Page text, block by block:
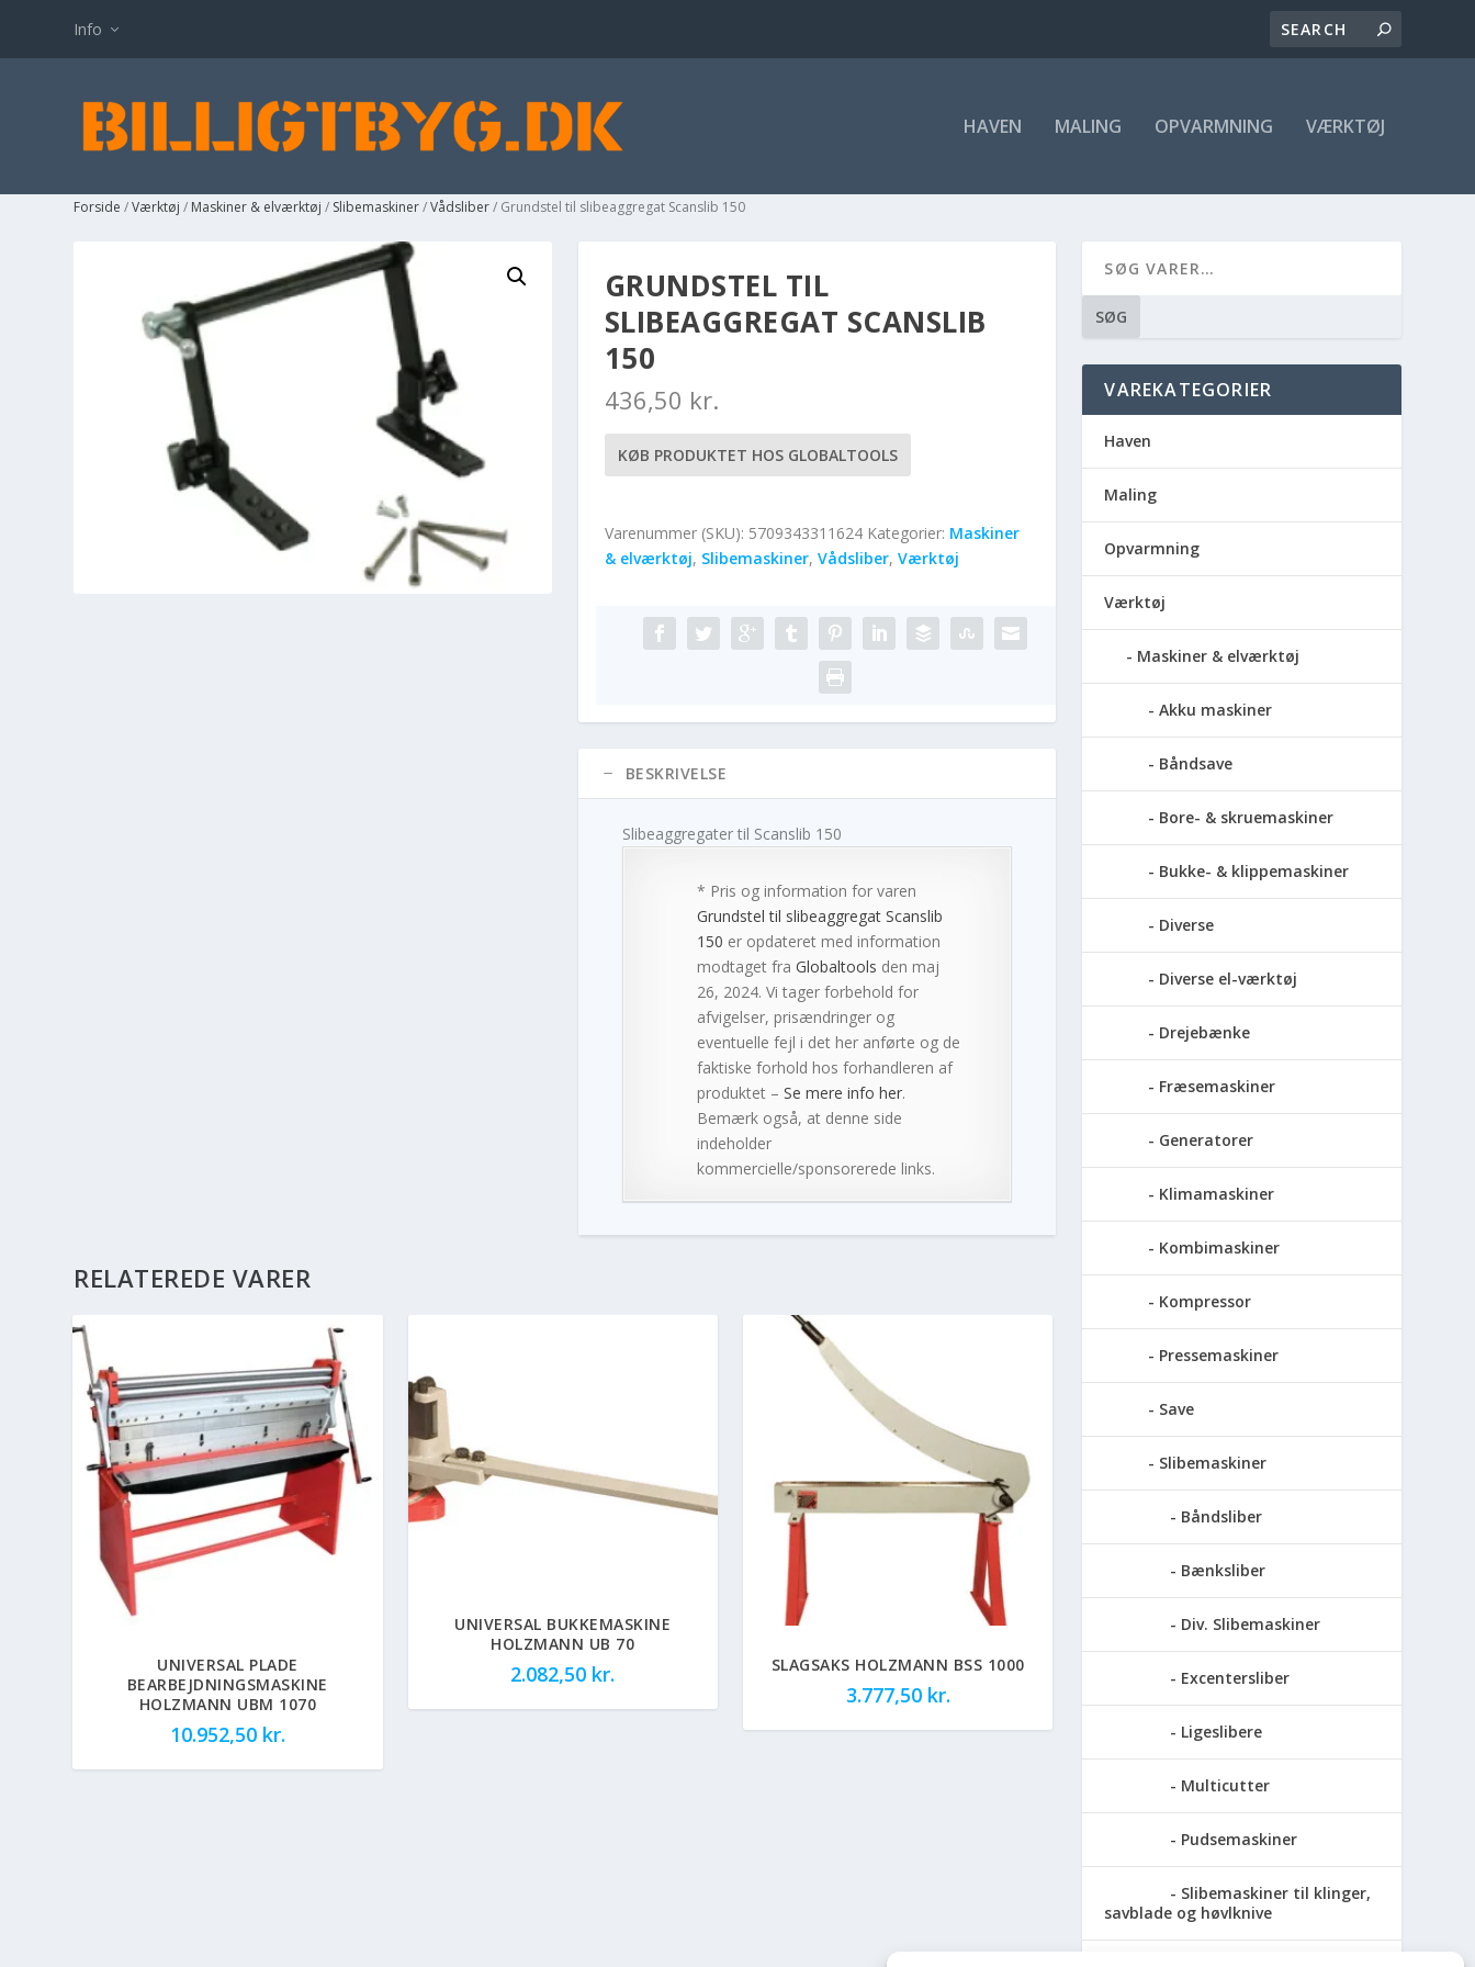
Info
HAVEN MALING OPVARMNING VÆRKTØJ
Forside /Værktøj / Maskiner & elværktøj / Slibemaskiner/Vådsliber/ Grundstel til slibeaggregat Scanslib 150
GRUNDSTEL TIL
SLIBEAGGREGAT SCANSLIB
150
436,50 kr.
KØB PRODUKTET HOS GLOBALTOOLS
Varenummer (SKU): 5709343311624 Kategorier: Maskiner
& elværktøj, Slibemaskiner, Vådsliber, Værktøj
BESKRIVELSE
Slibeaggregater til Scanslib 150
* Pris og information for varen
Grundstel til slibeaggregat Scanslib
150 er opdateret med information
modtaget fra Globaltools den maj
26, 2024. Vi tager forbehold for
afvigelser, prisændringer og
eventuelle fejl i det her anførte og de
faktiske forhold hos forhandleren af
produktet – Se mere info her.
Bemærk også, at denne side
indeholder
kommercielle/sponsorerede links.
RELATEREDE VARER
UNIVERSAL PLADE
BEARBEJDNINGSMASKINE
HOLZMANN UBM 1070
10.952,50 kr.
UNIVERSAL BUKKEMASKINE
HOLZMANN UB 70
2.082,50 kr. SLAGSAKS HOLZMANN BSS 1000
3.777,50 kr.
SØG
VAREKATEGORIER
Haven
Maling
Opvarmning
Værktøj
Maskiner & elværktøj
Akku maskiner
Båndsave
Bore- & skruemaskiner
Bukke- & klippemaskiner
Diverse
Diverse el-værktøj
Drejebænke
Fræsemaskiner
Generatorer
Klimamaskiner
Kombimaskiner
Kompressor
Pressemaskiner
Save
Slibemaskiner
Båndsliber
Bænksliber
Div. Slibemaskiner
Excentersliber
Ligeslibere
Multicutter
Pudsemaskiner
Slibemaskiner til klinger,
savblade og høvlknive